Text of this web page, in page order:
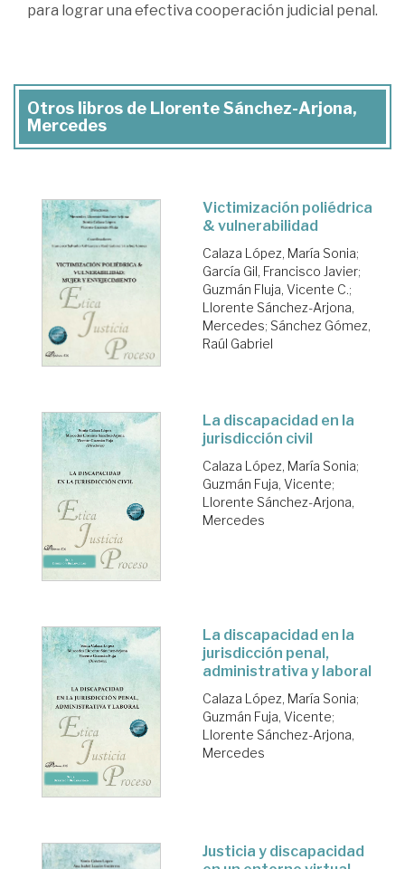
para lograr una efectiva cooperación judicial penal.
Otros libros de Llorente Sánchez-Arjona,
Mercedes
Victimización poliédrica
& vulnerabilidad
Calaza López, María Sonia;
García Gil, Francisco Javier;
Guzmán Fluja, Vicente C.;
Llorente Sánchez-Arjona,
Mercedes; Sánchez Gómez,
Raúl Gabriel
La discapacidad en la
jurisdicción civil
Calaza López, María Sonia;
Guzmán Fuja, Vicente;
Llorente Sánchez-Arjona,
Mercedes
La discapacidad en la
jurisdicción penal,
administrativa y laboral
Calaza López, María Sonia;
Guzmán Fuja, Vicente;
Llorente Sánchez-Arjona,
Mercedes
Justicia y discapacidad